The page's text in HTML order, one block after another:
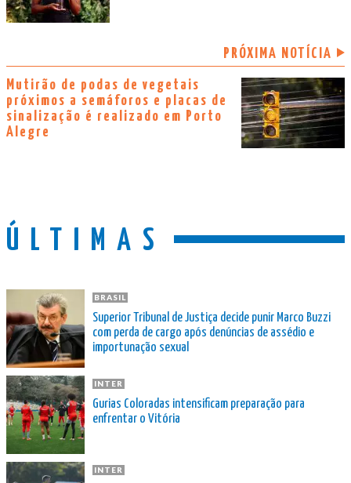
PRÓXIMA NOTÍCIA
Mutirão de podas de vegetais
próximos a semáforos e placas de
sinalização é realizado em Porto
Alegre
ÚLTIMAS
BRASIL
Superior Tribunal de Justiça decide punir Marco Buzzi
com perda de cargo após denúncias de assédio e
importunação sexual
INTER
Gurias Coloradas intensificam preparação para
enfrentar o Vitória
INTER